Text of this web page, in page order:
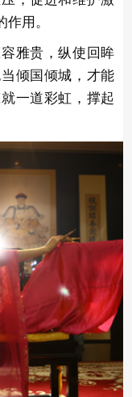
用。
雅贵，纵使回眸
倾国倾城，才能
一道彩虹，撑起